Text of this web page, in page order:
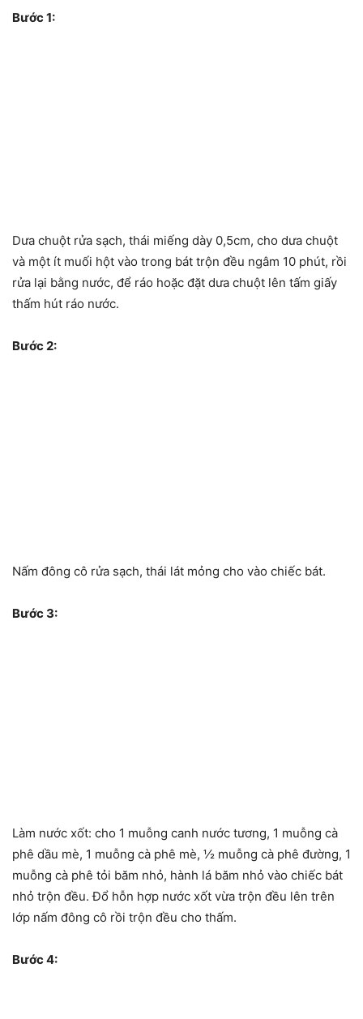
Bước 1:
Dưa chuột rửa sạch, thái miếng dày 0,5cm, cho dưa chuột
và một ít muối hột vào trong bát trộn đều ngâm 10 phút, rồi
rửa lại bằng nước, để ráo hoặc đặt dưa chuột lên tấm giấy
thấm hút ráo nước.
Bước 2:
Nấm đông cô rửa sạch, thái lát mỏng cho vào chiếc bát.
Bước 3:
Làm nước xốt: cho 1 muỗng canh nước tương, 1 muỗng cà
phê dầu mè, 1 muỗng cà phê mè, ½ muỗng cà phê đường, 1
muỗng cà phê tỏi băm nhỏ, hành lá băm nhỏ vào chiếc bát
nhỏ trộn đều. Đổ hỗn hợp nước xốt vừa trộn đều lên trên
lớp nấm đông cô rồi trộn đều cho thấm.
Bước 4: